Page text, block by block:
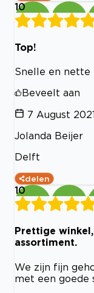
10
Top!
Snelle en nette
Beveelt aan
7 August 2021
Jolanda Beijer
Delft
delen
10
Prettige
assortiment.
We zijn fijn
met een goede